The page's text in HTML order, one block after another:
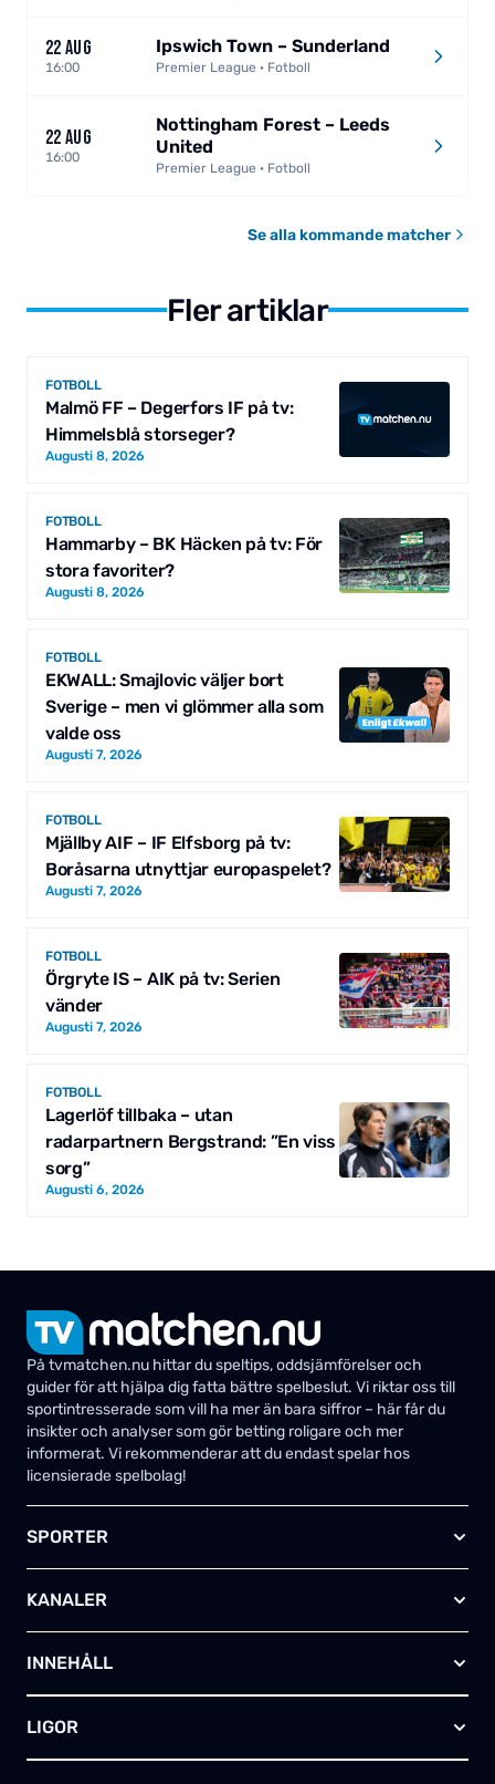
22 AUG
16:00
Ipswich Town – Sunderland
Premier League · Fotboll
22 AUG
16:00
Nottingham Forest – Leeds
United
Premier League · Fotboll
Se alla kommande matcher
Fler artiklar
FOTBOLL
Malmö FF – Degerfors IF på tv:
Himmelsblå storseger?
Augusti 8, 2026
FOTBOLL
Hammarby – BK Häcken på tv: För
stora favoriter?
Augusti 8, 2026
FOTBOLL
EKWALL: Smajlovic väljer bort
Sverige – men vi glömmer alla som
valde oss
Augusti 7, 2026
FOTBOLL
Mjällby AIF – IF Elfsborg på tv:
Boråsarna utnyttjar europaspelet?
Augusti 7, 2026
FOTBOLL
Örgryte IS – AIK på tv: Serien
vänder
Augusti 7, 2026
FOTBOLL
Lagerlöf tillbaka – utan
radarpartnern Bergstrand: ”En viss
sorg”
Augusti 6, 2026
På tvmatchen.nu hittar du speltips, oddsjämförelser och
guider för att hjälpa dig fatta bättre spelbeslut. Vi riktar oss till
sportintresserade som vill ha mer än bara siffror – här får du
insikter och analyser som gör betting roligare och mer
informerat. Vi rekommenderar att du endast spelar hos
licensierade spelbolag!
SPORTER
Ishockey
Amerikansk fotboll
Basket
KANALER
TV4 Play Sport Total
Kanal 5
HBO Max (SE)
INNEHÅLL
Kontakta oss
Annonsera
LIGOR